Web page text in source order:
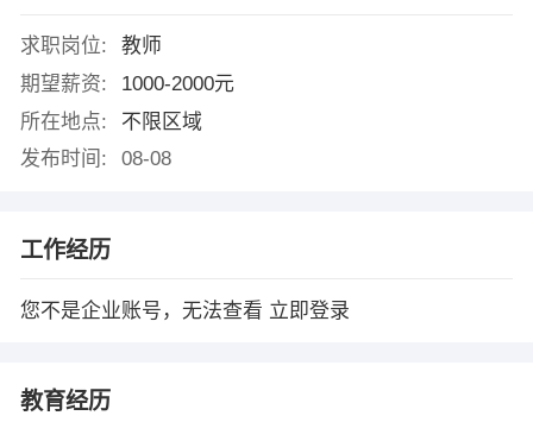
求职岗位:
教师
期望薪资:
1000-2000元
所在地点:
不限区域
发布时间:
08-08
工作经历
您不是企业账号，无法查看 立即登录
教育经历